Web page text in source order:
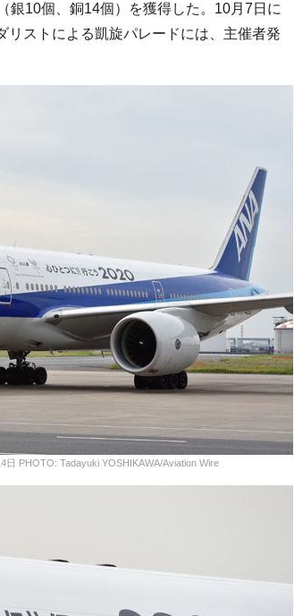
銀10個、銅14個）を獲得した。10月7日に
ストによる凱旋パレードには、主催者発
PHOTO: Tadayuki YOSHIKAWA/Aviation Wire